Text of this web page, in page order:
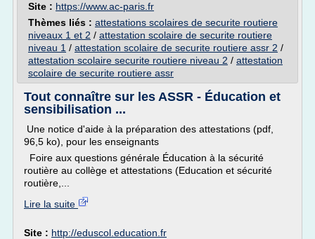
Site : https://www.ac-paris.fr
Thèmes liés : attestations scolaires de securite routiere
niveaux 1 et 2 / attestation scolaire de securite routiere
niveau 1 / attestation scolaire de securite routiere assr 2 /
attestation scolaire securite routiere niveau 2 / attestation
scolaire de securite routiere assr
Tout connaître sur les ASSR - Éducation et
sensibilisation ...
Une notice d'aide à la préparation des attestations (pdf,
96,5 ko), pour les enseignants
Foire aux questions générale Éducation à la sécurité
routière au collège et attestations (Education et sécurité
routière,...
Lire la suite
Site : http://eduscol.education.fr